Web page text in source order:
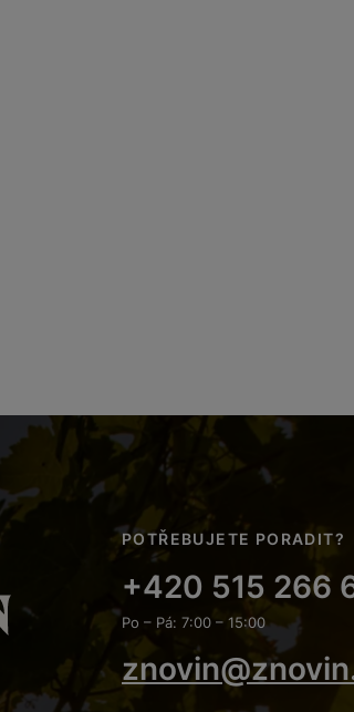
POTŘEBUJETE PORADIT?
+420 515 266
Po – Pá: 7:00 – 15:00